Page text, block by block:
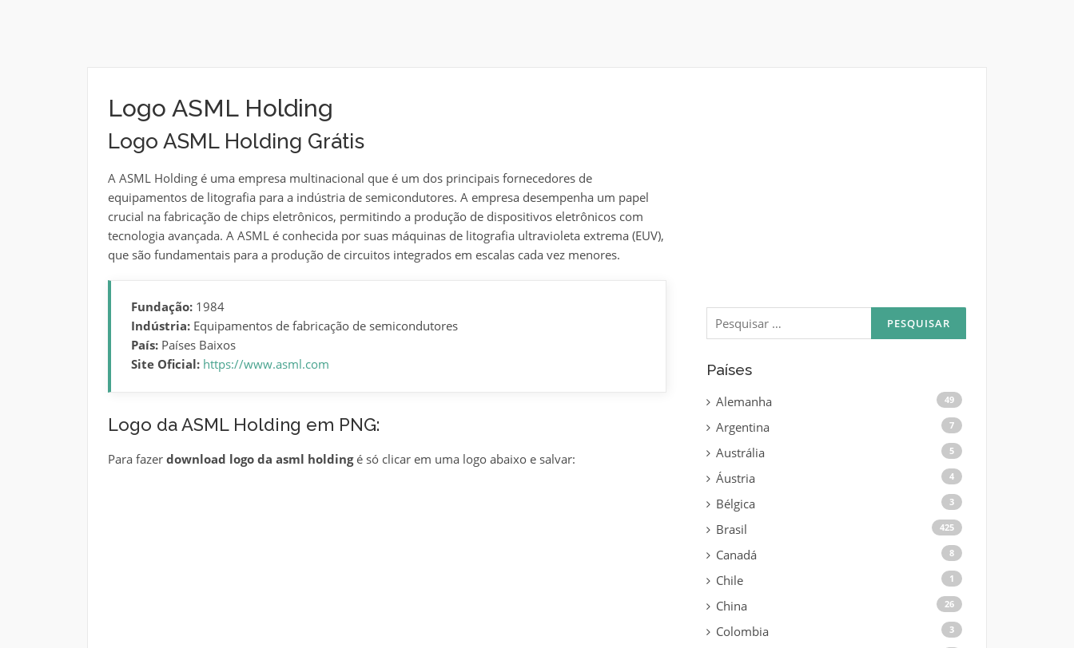
Logo ASML Holding
Logo ASML Holding Grátis
A ASML Holding é uma empresa multinacional que é um dos principais fornecedores de
equipamentos de litografia para a indústria de semicondutores. A empresa desempenha um papel
crucial na fabricação de chips eletrônicos, permitindo a produção de dispositivos eletrônicos com
tecnologia avançada. A ASML é conhecida por suas máquinas de litografia ultravioleta extrema (EUV),
que são fundamentais para a produção de circuitos integrados em escalas cada vez menores.
Fundação:1984
Indústria:Equipamentos de fabricação de semicondutores
País:Países Baixos
Site Oficial: https://www.asml.com
Logo da ASML Holding em PNG:
Para fazer download logo da asml holdingé só clicar em uma logo abaixo e salvar:
Pesquisar
por:
Países
Alemanha 49
Argentina 7
Austrália 5
Áustria 4
Bélgica 3
Brasil 425
Canadá 8
Chile 1
China 26
Colombia 3